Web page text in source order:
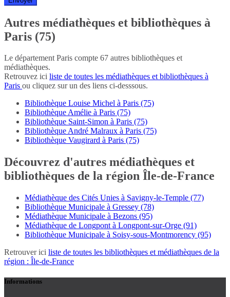
Autres médiathèques et bibliothèques à
Paris (75)
Le département Paris compte 67 autres bibliothèques et
médiathèques.
Retrouvez ici liste de toutes les médiathèques et bibliothèques à
Paris ou cliquez sur un des liens ci-desssous.
Bibliothèque Louise Michel à Paris (75)
Bibliothèque Amélie à Paris (75)
Bibliothèque Saint-Simon à Paris (75)
Bibliothèque André Malraux à Paris (75)
Bibliothèque Vaugirard à Paris (75)
Découvrez d'autres médiathèques et
bibliothèques de la région Île-de-France
Médiathèque des Cités Unies à Savigny-le-Temple (77)
Bibliothèque Municipale à Gressey (78)
Médiathèque Municipale à Bezons (95)
Médiathèque de Longpont à Longpont-sur-Orge (91)
Bibliothèque Municipale à Soisy-sous-Montmorency (95)
Retrouver ici liste de toutes les bibliothèques et médiathèques de la
région : Île-de-France
Informations